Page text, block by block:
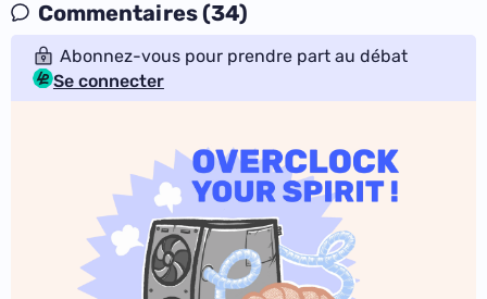
Commentaires (34)
Abonnez-vous pour prendre part au débat
Se connecter